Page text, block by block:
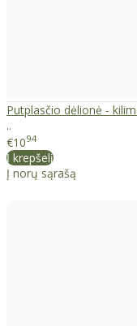
Putplasčio dėlionė -
..
€1094
Į krepšelį
Į norų sąrašą